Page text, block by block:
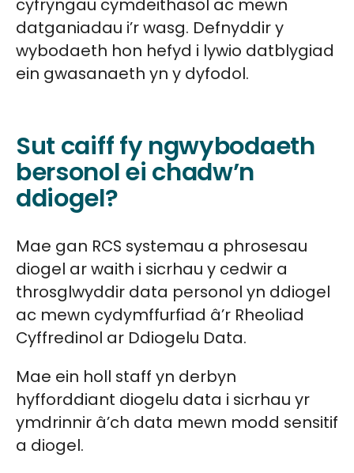
cyfryngau cymdeithasol ac mewn
datganiadau i’r wasg. Defnyddir y
wybodaeth hon hefyd i lywio datblygiad
ein gwasanaeth yn y dyfodol.
Sut caiff fy ngwybodaeth
bersonol ei chadw’n
ddiogel?
Mae gan RCS systemau a phrosesau
diogel ar waith i sicrhau y cedwir a
throsglwyddir data personol yn ddiogel
ac mewn cydymffurfiad â’r Rheoliad
Cyffredinol ar Ddiogelu Data.
Mae ein holl staff yn derbyn
hyfforddiant diogelu data i sicrhau yr
ymdrinnir â’ch data mewn modd sensitif
a diogel.